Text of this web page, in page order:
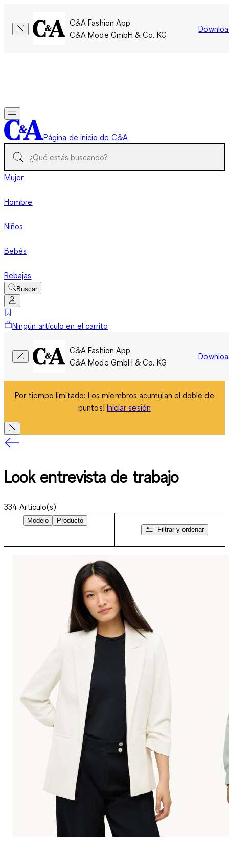
C&A Fashion App
C&A Mode GmbH & Co. KG
Página de inicio de C&A
Mujer
Hombre
Niños
Bebés
Rebajas
Buscar
Ningún artículo en el carrito
C&A Fashion App
C&A Mode GmbH & Co. KG
Por tiempo limitado: Los miembros acumulan el doble de
puntos! Iniciar sesión
Look entrevista de trabajo
334 Artículo(s)
Modelo
Producto
Filtrar y ordenar